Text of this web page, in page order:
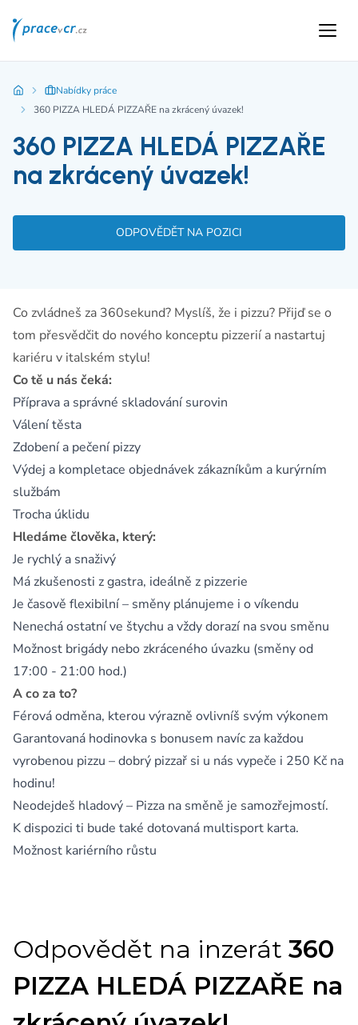
Nabídky práce
360 PIZZA HLEDÁ PIZZAŘE na zkrácený úvazek!
360 PIZZA HLEDÁ PIZZAŘE
na zkrácený úvazek!
ODPOVĚDĚT NA POZICI
Co zvládneš za 360sekund? Myslíš, že i pizzu? Přijď se o
tom přesvědčit do nového konceptu pizzerií a nastartuj
kariéru v italském stylu!
Co tě u nás čeká:
Příprava a správné skladování surovin
Válení těsta
Zdobení a pečení pizzy
Výdej a kompletace objednávek zákazníkům a kurýrním
službám
Trocha úklidu
Hledáme člověka, který:
Je rychlý a snaživý
Má zkušenosti z gastra, ideálně z pizzerie
Je časově flexibilní – směny plánujeme i o víkendu
Nenechá ostatní ve štychu a vždy dorazí na svou směnu
Možnost brigády nebo zkráceného úvazku (směny od
17:00 - 21:00 hod.)
A co za to?
Férová odměna, kterou výrazně ovlivníš svým výkonem
Garantovaná hodinovka s bonusem navíc za každou
vyrobenou pizzu – dobrý pizzař si u nás vypeče i 250 Kč na
hodinu!
Neodejdeš hladový – Pizza na směně je samozřejmostí.
K dispozici ti bude také dotovaná multisport karta.
Možnost kariérního růstu